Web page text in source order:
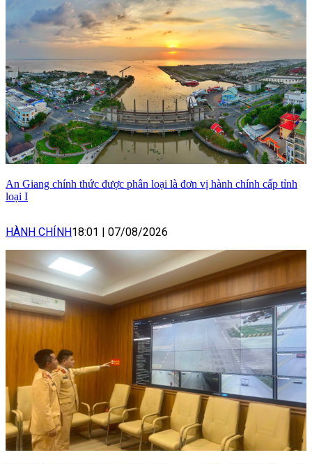
An Giang chính thức được phân loại là đơn vị hành chính cấp tỉnh
loại I
HÀNH CHÍNH18:01 07/08/2026